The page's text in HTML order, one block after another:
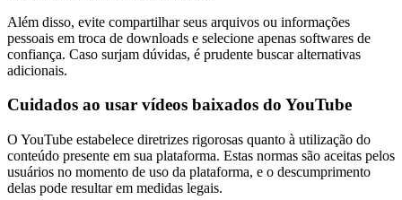
Além disso, evite compartilhar seus arquivos ou informações
pessoais em troca de downloads e selecione apenas softwares de
confiança. Caso surjam dúvidas, é prudente buscar alternativas
adicionais.
Cuidados ao usar vídeos baixados do YouTube
O YouTube estabelece diretrizes rigorosas quanto à utilização do
conteúdo presente em sua plataforma. Estas normas são aceitas pelos
usuários no momento de uso da plataforma, e o descumprimento
delas pode resultar em medidas legais.